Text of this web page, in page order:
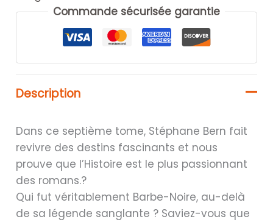
Commande sécurisée garantie
Description
Dans ce septième tome, Stéphane Bern fait
revivre des destins fascinants et nous
prouve que l’Histoire est le plus passionnant
des romans.?
Qui fut véritablement Barbe-Noire, au-delà
de sa légende sanglante ? Saviez-vous que